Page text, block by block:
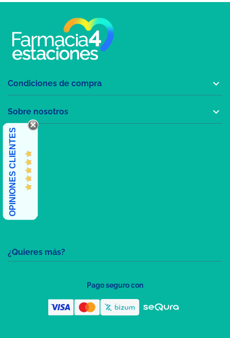
¿Quieres más?
Condiciones de compra 
Sobre nosotros 
OPINIONES CLIENTES
Pago seguro con